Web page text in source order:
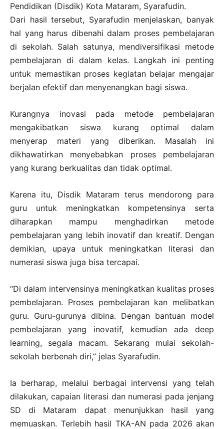
Pendidikan (Disdik) Kota Mataram, Syarafudin.
Dari hasil tersebut, Syarafudin menjelaskan, banyak
hal yang harus dibenahi dalam proses pembelajaran
di sekolah. Salah satunya, mendiversifikasi metode
pembelajaran di dalam kelas. Langkah ini penting
untuk memastikan proses kegiatan belajar mengajar
berjalan efektif dan menyenangkan bagi siswa.
Kurangnya inovasi pada metode pembelajaran
mengakibatkan siswa kurang optimal dalam
menyerap materi yang diberikan. Masalah ini
dikhawatirkan menyebabkan proses pembelajaran
yang kurang berkualitas dan tidak optimal.
Karena itu, Disdik Mataram terus mendorong para
guru untuk meningkatkan kompetensinya serta
diharapkan mampu menghadirkan metode
pembelajaran yang lebih inovatif dan kreatif. Dengan
demikian, upaya untuk meningkatkan literasi dan
numerasi siswa juga bisa tercapai.
“Di dalam intervensinya meningkatkan kualitas proses
pembelajaran. Proses pembelajaran kan melibatkan
guru. Guru-gurunya dibina. Dengan bantuan model
pembelajaran yang inovatif, kemudian ada deep
learning, segala macam. Sekarang mulai sekolah-
sekolah berbenah diri,” jelas Syarafudin.
Ia berharap, melalui berbagai intervensi yang telah
dilakukan, capaian literasi dan numerasi pada jenjang
SD di Mataram dapat menunjukkan hasil yang
memuaskan. Terlebih hasil TKA-AN pada 2026 akan